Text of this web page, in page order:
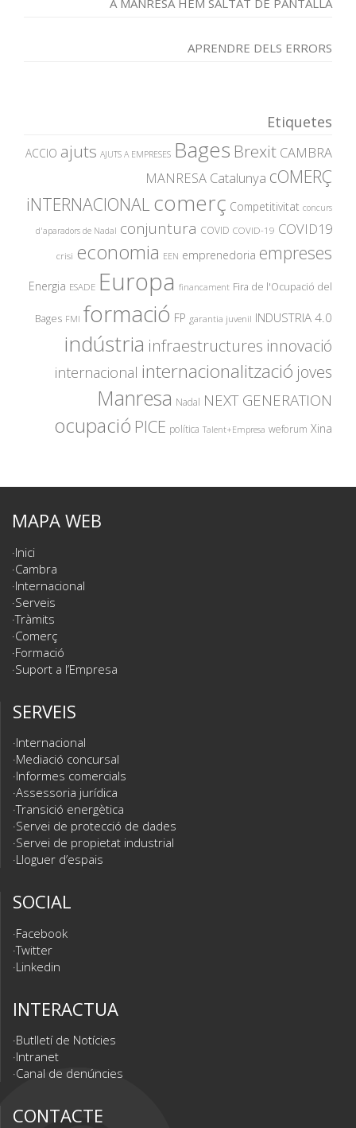
A MANRESA HEM SALTAT DE PANTALLA
APRENDRE DELS ERRORS
Etiquetes
ACCIO ajuts AJUTS A EMPRESES Bages Brexit CAMBRA
MANRESA Catalunya cOMERÇ
iNTERNACIONAL comerç Competitivitat concurs
d'aparadors de Nadal conjuntura COVID COVID-19 COVID19
crisi economia EEN emprenedoria empreses
Energia ESADE Europa financament Fira de l'Ocupació del
Bages FMI formació FP garantia juvenil INDUSTRIA 4.0
indústria infraestructures innovació
internacional internacionalització joves
Manresa Nadal NEXT GENERATION
ocupació PICE política Talent+Empresa weforum Xina
MAPA WEB
Inici
Cambra
Internacional
Serveis
Tràmits
Comerç
Formació
Suport a l’Empresa
SERVEIS
Internacional
Mediació concursal
Informes comercials
Assessoria jurídica
Transició energètica
Servei de protecció de dades
Servei de propietat industrial
Lloguer d’espais
SOCIAL
Facebook
Twitter
Linkedin
INTERACTUA
Butlletí de Notícies
Intranet
Canal de denúncies
CONTACTE